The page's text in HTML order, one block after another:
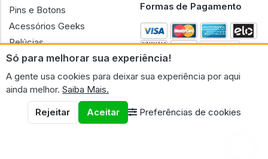
Só para melhorar sua experiência!
A gente usa cookies para deixar sua experiência por aqui
ainda melhor. Saiba Mais.
Rejeitar
Aceitar Preferências de cookies
Pins e Botons
Acessórios Geeks
Pelúcias
Bonecas
Formas de Pagamento